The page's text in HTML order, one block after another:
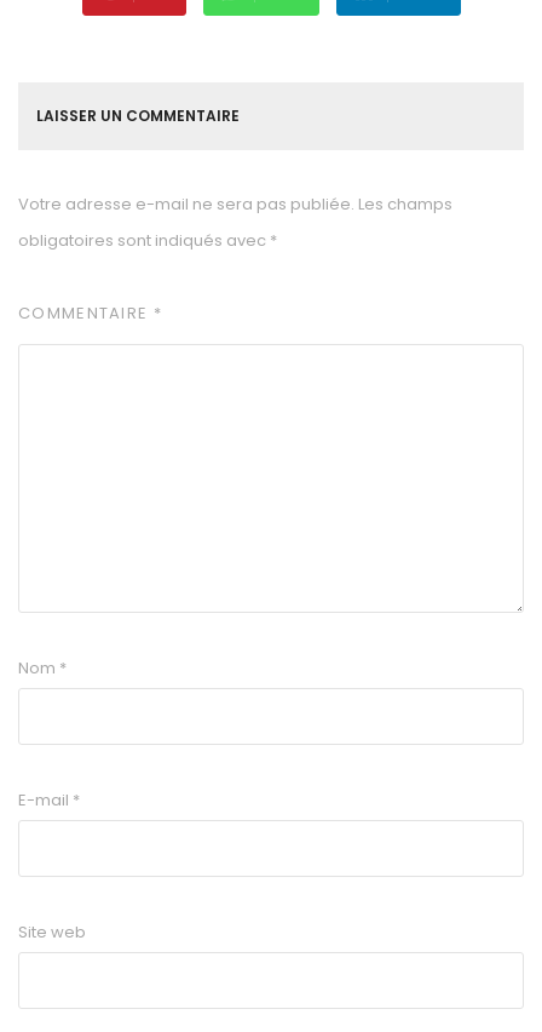
LAISSER UN COMMENTAIRE
Votre adresse e-mail ne sera pas publiée. Les champs
obligatoires sont indiqués avec *
COMMENTAIRE *
Nom *
E-mail *
Site web